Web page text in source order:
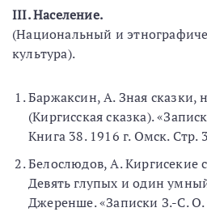
III. Население.
(Национальный и
культура).
Баржаксин, А. Зная сказки,
(Киргисская сказка).
Книга 38. 1916 г. Омск. Стр.
Белослюдов, А. Киргисекие
Девять глупых и один
Джеренше. «Записки З.-С. О.